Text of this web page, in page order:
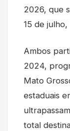
2026, que
15 de julho,
Ambos
2024,
Mato
estaduais
total